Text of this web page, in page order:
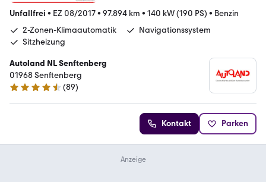
Unfallfrei • EZ 08/2017• 97.894 km • 140 kW (190 PS) • Benzin
2-Zonen-Klimaautomatik
Navigationssystem
Sitzheizung
Autoland NL Senftenberg
01968 Senftenberg
4.7 Sterne
(89)
Kontakt Parken